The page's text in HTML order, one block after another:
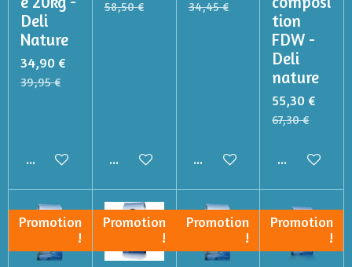
Deli
Nature
34,90 €
39,95 €
Ajouter au panier
58,50 €
Ajouter au panier
34,45 €
Ajouter au panier
tion
FDW -
Deli
nature
55,30 €
67,30 €
Ajouter au
Promotion
!
Promotion
!
Promotion
!
Promotion
!